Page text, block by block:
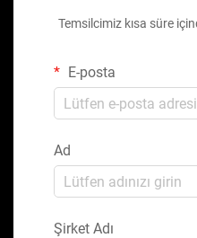
Temsilcimiz kısa süre
E-posta
Ad
Şirket Adı